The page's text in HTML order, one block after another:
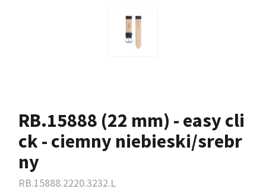
RB.15888 (22 mm) - easy cli
ck - ciemny niebieski/srebr
ny
RB.15888.2220.3232.L